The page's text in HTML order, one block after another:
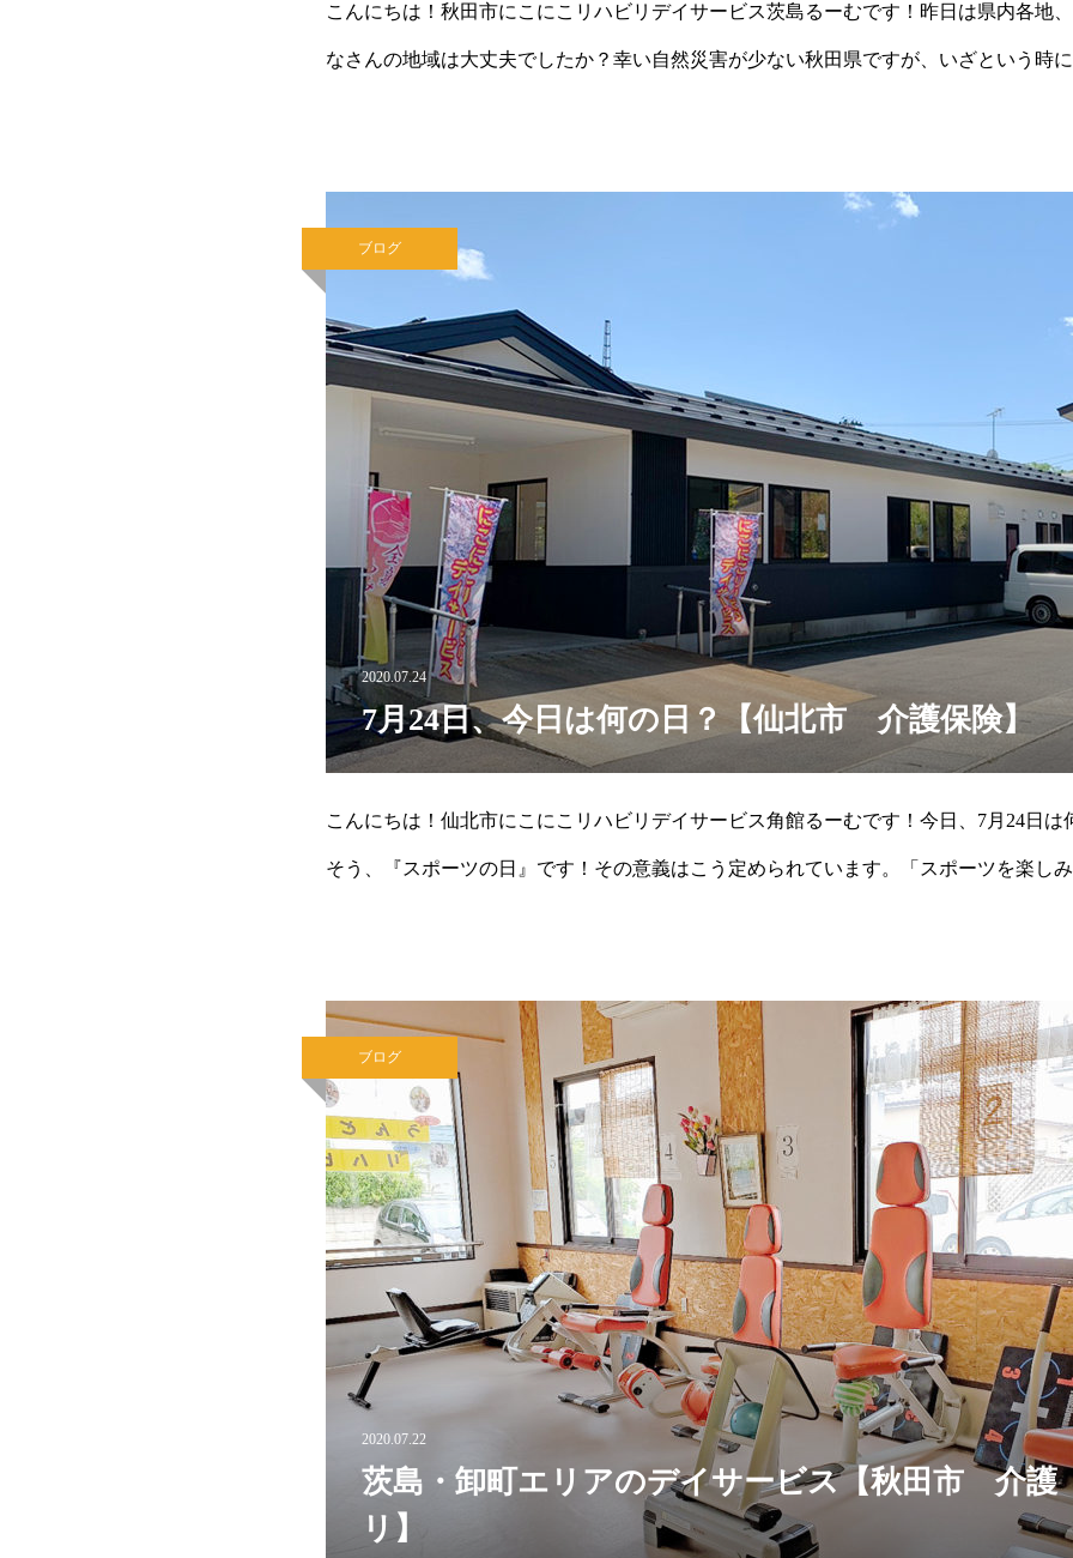
こんにちは！秋田市にこにこリハビリデイサービス茨島るーむです！昨日は県内各地
なさんの地域は大丈夫でしたか？幸い自然災害が少ない秋田県ですが、いざという時
ブログ
2020.07.24
7月24日、今日は何の日？【仙北市 介護保険】
こんにちは！仙北市にこにこリハビリデイサービス角館るーむです！今日、7月24日は
そう、『スポーツの日』です！その意義はこう定められています。「スポーツを楽し
ブログ
2020.07.22
茨島・卸町エリアのデイサービス【秋田市 介
リ】